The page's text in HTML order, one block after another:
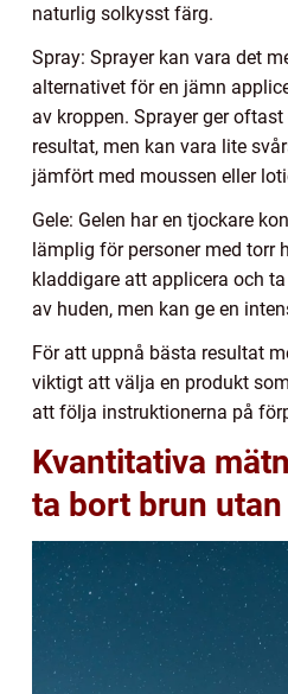
naturlig solkysst färg.
Spray: Sprayer kan vara det
alternativet för en jämn
av kroppen. Sprayer ger
resultat, men kan vara lite
jämfört med moussen eller
Gele: Gelen har en tjockare
lämplig för personer med torr
kladdigare att applicera och
av huden, men kan ge en
För att uppnå bästa resultat
viktigt att välja en produkt
att följa instruktionerna på
Kvantitativa
ta bort brun